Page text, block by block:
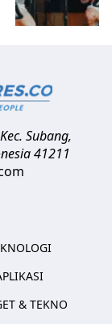
Kec. Subang,
41211
& TEKNO